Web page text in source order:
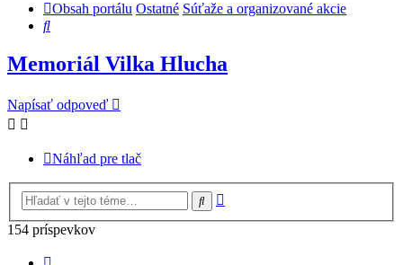
Obsah portálu Ostatné Súťaže a organizované akcie
Hľadať
Memoriál Vilka Hlucha
Napísať odpoveď
Náhľad pre tlač
Hľadať
154 príspevkov